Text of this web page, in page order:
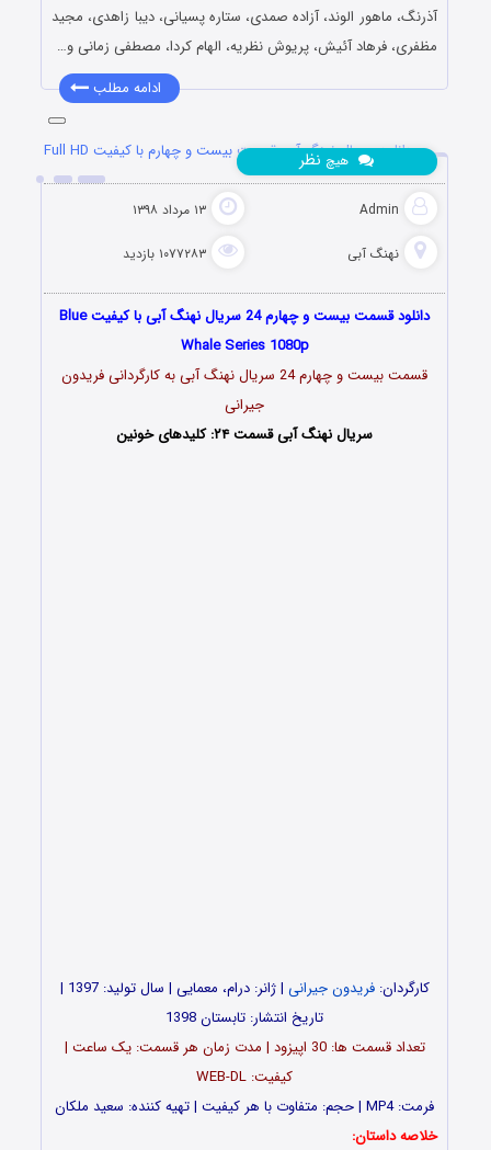
آذرنگ، ماهور الوند، آزاده صمدی، ستاره پسیانی، دیبا زاهدی، مجید
مظفری، فرهاد آئیش، پریوش نظریه، الهام کردا، مصطفی زمانی و…
ادامه مطلب
دانلود سریال نهنگ آبی قسمت بیست و چهارم با کیفیت Full HD
Admin ۱۳ مرداد ۱۳۹۸
نهنگ آبی ۱۰۷۷۲۸۳ بازدید
هیچ نظر
دانلود قسمت بیست و چهارم 24 سریال نهنگ آبی با کیفیت Blue
Whale Series 1080p
قسمت بیست و چهارم 24 سریال نهنگ آبی به کارگردانی فریدون
جیرانی
سریال نهنگ آبی قسمت ۲۴: کلیدهای خونین
کارگردان:فریدون جیرانی
| ژانر: درام، معمایی | سال تولید: 1397 |
تاریخ انتشار: تابستان 1398
تعداد قسمت ها: 30 اپیزود | مدت زمان هر قسمت: یک ساعت |
کیفیت: WEB-DL
فرمت: MP4 | حجم: متفاوت با هر کیفیت | تهیه کننده: سعید ملکان
خلاصه داستان: